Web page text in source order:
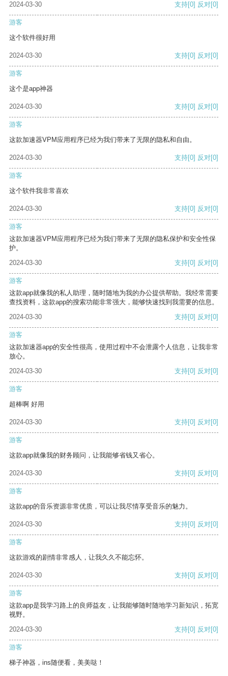
2024-03-30
支持[0] 反对[0]
游客
这个软件很好用
2024-03-30 支持[0] 反对[0]
游客
这个是app神器
2024-03-30 支持[0] 反对[0]
游客
这款加速器VPM应用程序已经为我们带来了无限的隐私和自由。
2024-03-30 支持[0] 反对[0]
游客
这个软件我非常喜欢
2024-03-30 支持[0] 反对[0]
游客
这款加速器VPM应用程序已经为我们带来了无限的隐私保护和安全性保
护。
2024-03-30
支持[0] 反对[0]
游客
这款app就像我的私人助理，随时随地为我的办公提供帮助。我经常需要
查找资料，这款app的搜索功能非常强大，能够快速找到我需要的信息。
2024-03-30
支持[0] 反对[0]
游客
这款加速器app的安全性很高，使用过程中不会泄露个人信息，让我非常
放心。
2024-03-30
支持[0] 反对[0]
游客
超棒啊 好用
2024-03-30 支持[0] 反对[0]
游客
这款app就像我的财务顾问，让我能够省钱又省心。
2024-03-30 支持[0] 反对[0]
游客
这款app的音乐资源非常优质，可以让我尽情享受音乐的魅力。
2024-03-30 支持[0] 反对[0]
游客
这款游戏的剧情非常感人，让我久久不能忘怀。
2024-03-30 支持[0] 反对[0]
游客
这款app是我学习路上的良师益友，让我能够随时随地学习新知识，拓宽
视野。
2024-03-30
支持[0] 反对[0]
游客
梯子神器，ins随便看，美美哒！